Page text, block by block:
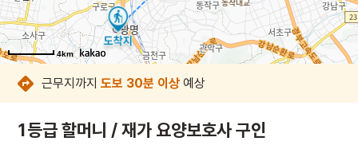
4km
4km
4km
4km
4km
4km
4km
4km
근무지까지 도보 30분 이상 예상
1등급 할머니 / 재가 요양보호사 구인